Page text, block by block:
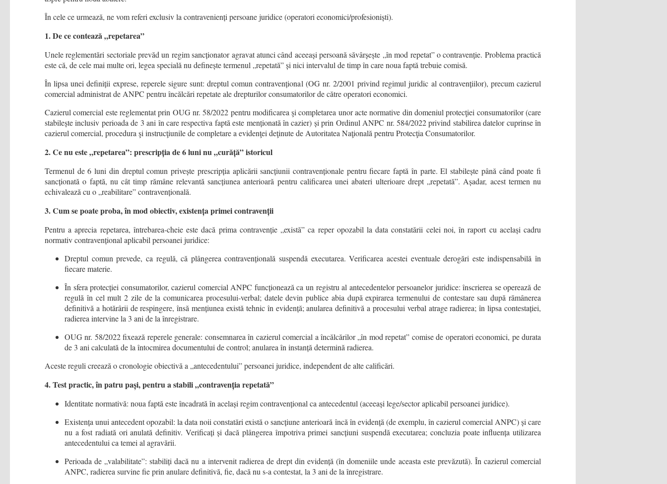
În cele ce urmează, ne vom referi exclusiv la contravenienți persoane juridice (operatori economici/profesioniști).
1. De ce contează „repetarea”
Unele reglementări sectoriale prevăd un regim sancționator agravat atunci când aceeași persoană săvârșește „în mod repetat” o contravenție. Problema practică
este că, de cele mai multe ori, legea specială nu definește termenul „repetată” și nici intervalul de timp în care noua faptă trebuie comisă.
În lipsa unei definiții exprese, reperele sigure sunt: dreptul comun contravențional (OG nr. 2/2001 privind regimul juridic al contravențiilor), precum cazierul
comercial administrat de ANPC pentru încălcări repetate ale drepturilor consumatorilor de către operatori economici.
Cazierul comercial este reglementat prin OUG nr. 58/2022 pentru modificarea şi completarea unor acte normative din domeniul protecţiei consumatorilor (care
stabilește inclusiv perioada de 3 ani în care respectiva faptă este menționată în cazier) și prin Ordinul ANPC nr. 584/2022 privind stabilirea datelor cuprinse în
cazierul comercial, procedura şi instrucţiunile de completare a evidenţei deţinute de Autoritatea Naţională pentru Protecţia Consumatorilor.
2. Ce nu este „repetarea”: prescripția de 6 luni nu „curăță” istoricul
Termenul de 6 luni din dreptul comun privește prescripția aplicării sancțiunii contravenționale pentru fiecare faptă în parte. El stabilește până când poate fi
sancționată o faptă, nu cât timp rămâne relevantă sancțiunea anterioară pentru calificarea unei abateri ulterioare drept „repetată”. Așadar, acest termen nu
echivalează cu o „reabilitare” contravențională.
3. Cum se poate proba,în modobiectiv, existența primei contravenții
Pentru a aprecia repetarea, întrebarea-cheie este dacă prima contravenție „există” ca reper opozabil la data constatării celei noi, în raport cu același cadru
normativ contravențional aplicabil persoanei juridice:
Dreptul comun prevede, ca regulă, că plângerea contravențională suspendă executarea. Verificarea acestei eventuale derogări este indispensabilă în
fiecare materie.
În sfera protecției consumatorilor, cazierul comercial ANPC funcționează ca un registru al antecedentelor persoanelor juridice: înscrierea se operează de
regulă în cel mult 2 zile de la comunicarea procesului‑verbal; datele devin publice abia după expirarea termenului de contestare sau după rămânerea
definitivă a hotărârii de respingere, însă mențiunea există tehnic în evidență; anularea definitivă a procesului verbal atrage radierea; în lipsa contestației,
radierea intervine la 3 ani de la înregistrare.
OUG nr. 58/2022 fixează reperele generale: consemnarea în cazierul comercial a încălcărilor „în mod repetat” comise de operatori economici, pe durata
de 3 ani calculată de la întocmirea documentului de control; anularea în instanță determină radierea.
Aceste reguli creează o cronologie obiectivă a „antecedentului” persoanei juridice, independent de alte calificări.
4. Test practic, în patru pași, pentru a stabili „contravenția repetată”
Identitate normativă: noua faptă este încadrată în același regim contravențional ca antecedentul (aceeași lege/sector aplicabil persoanei juridice).
Existența unui antecedent opozabil: la data noii constatări există o sancțiune anterioară încă în evidență (de exemplu, în cazierul comercial ANPC) și care
nu a fost radiată ori anulată definitiv. Verificați și dacă plângerea împotriva primei sancțiuni suspendă executarea; concluzia poate influența utilizarea
antecedentului ca temei al agravării.
Perioada de „valabilitate”: stabiliți dacă nu a intervenit radierea de drept din evidență (în domeniile unde aceasta este prevăzută). În cazierul comercial
ANPC, radierea survine fie prin anulare definitivă, fie, dacă nu s-a contestat, la 3 ani de la înregistrare.